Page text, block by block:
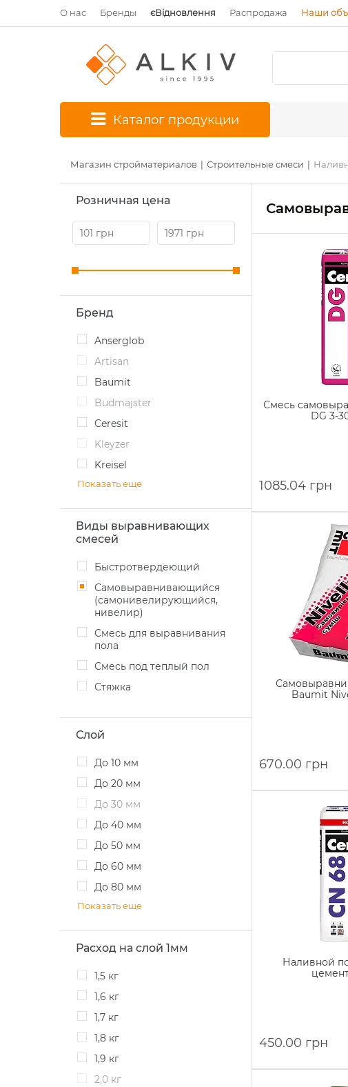
О нас Бренды єВідновлення Распродажа Наши
Каталог продукции
Магазин стройматериалов Строительные смеси
Розничная цена
Бренд
Anserglob
Artisan
Baumit
Budmajster
Ceresit
Kleyzer
Kreisel
Показать еще
Виды выравнивающих
смесей
Быстротвердеющий
Самовыравнивающийся
(самонивелирующийся,
нивелир)
Смесь для выравнивания
пола
Смесь под теплый пол
Стяжка
Слой
до 10 мм
до 20 мм
до 30 мм
до 40 мм
до 50 мм
до 60 мм
до 80 мм
Показать еще
Расход на слой 1мм
1,5 кг
1,6 кг
1,7 кг
1,8 кг
1,9 кг
2,0 кг
Смесь
DG 3-
1085.04 грн
Baumit
670.00 грн
Наливной
450.00 грн